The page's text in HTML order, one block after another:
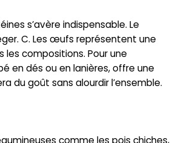
s’avère indispensable. Le
C. Les œufs représentent une
compositions. Pour une
en dés ou en lanières, offre une
du goût sans alourdir l’ensemble.
comme les pois chiches,